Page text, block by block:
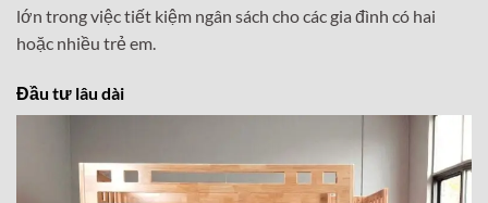
lớn trong việc tiết kiệm ngân sách cho các gia đình có hai
hoặc nhiều trẻ em.
Đầu tư lâu dài